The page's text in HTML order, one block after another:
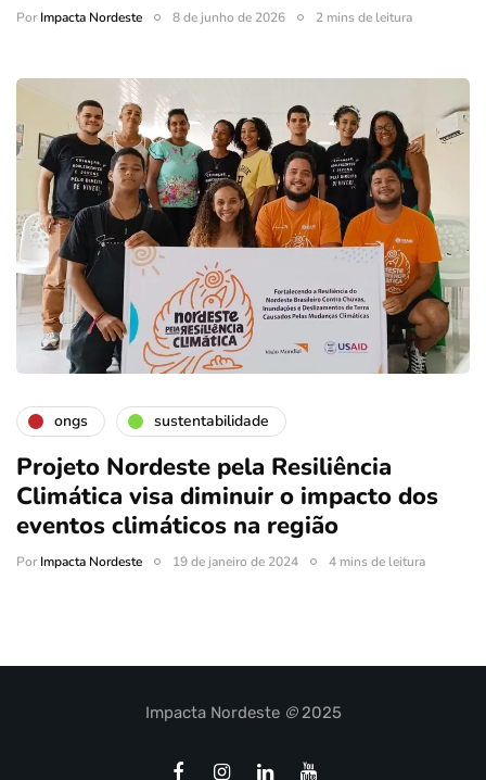
PorImpacta Nordeste 8 de junho de 2026 2 mins de leitura
ongs sustentabilidade
Projeto Nordeste pela Resiliência
Climática visa diminuir o impacto dos
eventos climáticos na região
PorImpacta Nordeste 19 de janeiro de 2024 4 mins de leitura
Impacta Nordeste © 2025